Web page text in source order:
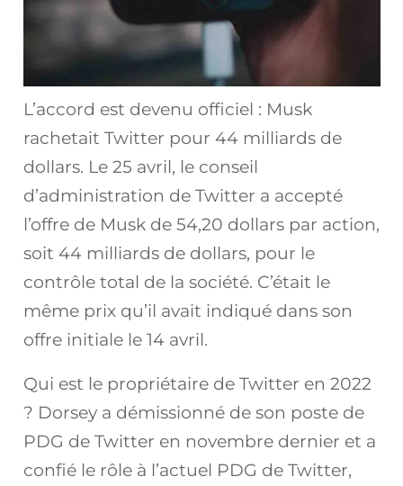
L’accord est devenu officiel : Musk
rachetait Twitter pour 44 milliards de
dollars. Le 25 avril, le conseil
d’administration de Twitter a accepté
l’offre de Musk de 54,20 dollars par action,
soit 44 milliards de dollars, pour le
contrôle total de la société. C’était le
même prix qu’il avait indiqué dans son
offre initiale le 14 avril.
Qui est le propriétaire de Twitter en 2022
? Dorsey a démissionné de son poste de
PDG de Twitter en novembre dernier et a
confié le rôle à l’actuel PDG de Twitter,